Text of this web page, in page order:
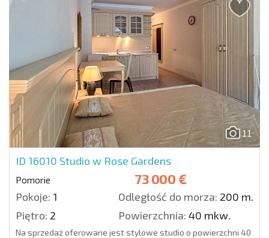
11
ID 16010 Studio w Rose Gardens
Pomorie 73 000 €
Pokoje: 1 Odległość do morza: 200 m.
Piętro: 2 Powierzchnia: 40 mkw.
Na sprzedaż oferowane jest stylowe studio o powierzchni 40